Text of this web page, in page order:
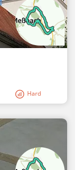
Hard